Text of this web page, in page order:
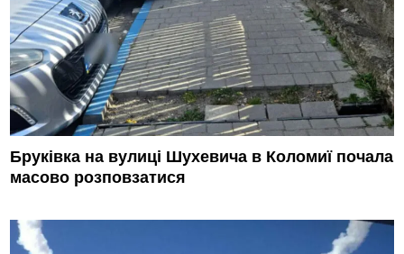
Бруківка на вулиці Шухевича в Коломиї почала
масово розповзатися